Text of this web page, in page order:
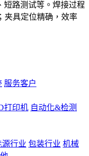
短路测试等。焊接过程
夹具定位精确，效率
服务客户
打印机 自动化&检测
源行业 包装行业 机械